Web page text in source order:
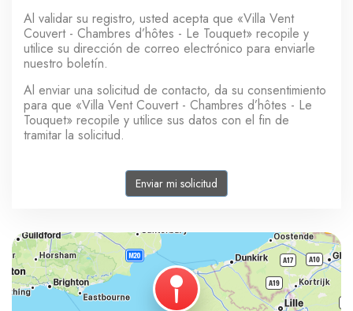
Al validar su registro, usted acepta que «Villa Vent
Couvert - Chambres d’hôtes - Le Touquet» recopile y
utilice su dirección de correo electrónico para enviarle
nuestro boletín.
Al enviar una solicitud de contacto, da su consentimiento
para que «Villa Vent Couvert - Chambres d’hôtes - Le
Touquet» recopile y utilice sus datos con el fin de
tramitar la solicitud.